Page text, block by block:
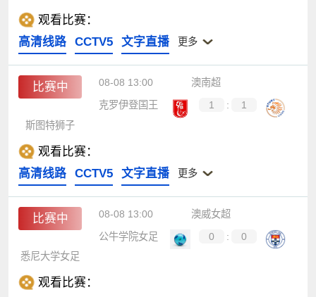
观看比赛：
高清线路
CCTV5 文字直播 更多
比赛中 08-08 13:00
澳南超
克罗伊登国王
1 :
1
斯图特狮子
观看比赛：
高清线路
CCTV5 文字直播 更多
比赛中 08-08 13:00
澳威女超
公牛学院女足
0 :
0
悉尼大学女足
观看比赛：